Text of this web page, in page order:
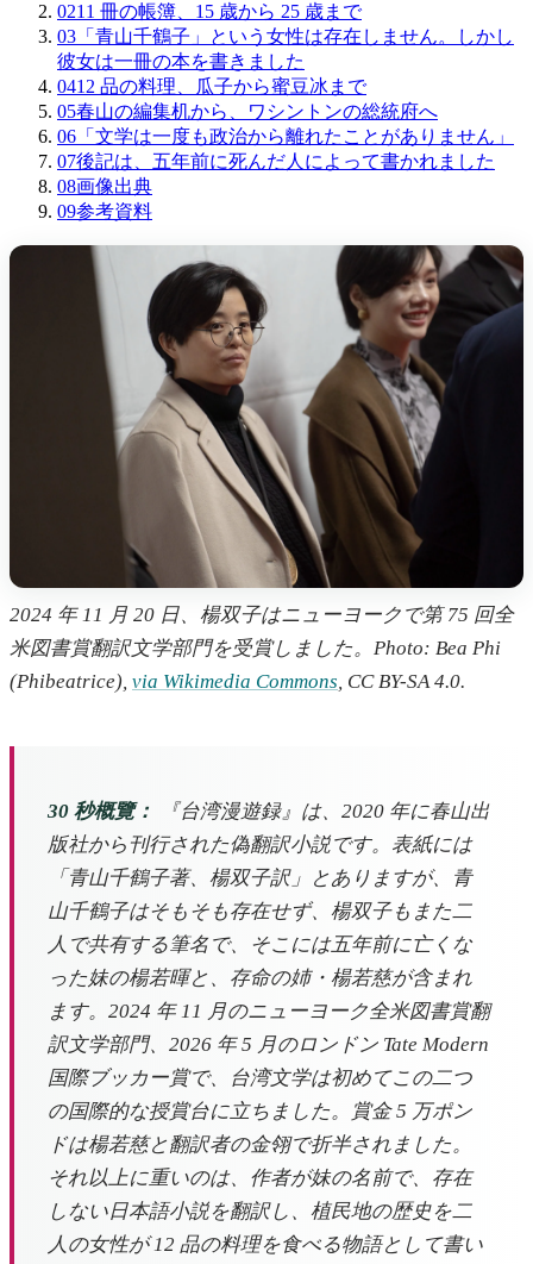
0211 冊の帳簿、15 歳から 25 歳まで
03 「青山千鶴子」という女性は存在しません。しかし
彼女は一冊の本を書きました
0412 品の料理、瓜子から蜜豆冰まで
05春山の編集机から、ワシントンの総統府へ
06 「文学は一度も政治から離れたことがありません」
07後記は、五年前に死んだ人によって書かれました
08画像出典
09参考資料
2024 年 11 月 20 日、楊双子はニューヨークで第 75 回全
米図書賞翻訳文学部門を受賞しました。Photo: Bea Phi
(Phibeatrice), via Wikimedia Commons, CC BY-SA 4.0.
30 秒概覽：
『台湾漫遊録』は、2020 年に春山出
版社から刊行された偽翻訳小説です。表紙には
「青山千鶴子著、楊双子訳」とありますが、青
山千鶴子はそもそも存在せず、楊双子もまた二
人で共有する筆名で、そこには五年前に亡くな
った妹の楊若暉と、存命の姉・楊若慈が含まれ
ます。2024 年 11 月のニューヨーク全米図書賞翻
訳文学部門、2026 年 5 月のロンドン Tate Modern
国際ブッカー賞で、台湾文学は初めてこの二つ
の国際的な授賞台に立ちました。賞金 5 万ポン
ドは楊若慈と翻訳者の金翎で折半されました。
それ以上に重いのは、作者が妹の名前で、存在
しない日本語小説を翻訳し、植民地の歴史を二
人の女性が 12 品の料理を食べる物語として書い